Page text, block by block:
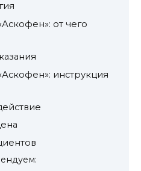
от чего
инструкция